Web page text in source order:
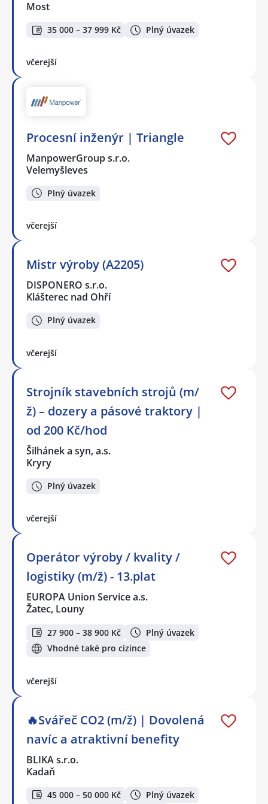
Most
35 000 – 37 999 Kč Plný úvazek
včerejší
Procesní inženýr | Triangle
ManpowerGroup s.r.o.
Velemyšleves
Plný úvazek
včerejší
Mistr výroby (A2205)
DISPONERO s.r.o.
Klášterec nad Ohří
Plný úvazek
včerejší
Strojník stavebních strojů (m/
ž) – dozery a pásové traktory |
od 200 Kč/hod
Šilhánek a syn, a.s.
Kryry
Plný úvazek
včerejší
Operátor výroby / kvality /
logistiky (m/ž) - 13.plat
EUROPA Union Service a.s.
Žatec, Louny
27 900 – 38 900 Kč
Plný úvazek
Vhodné také pro cizince
včerejší
🔥Svářeč CO2 (m/ž) | Dovolená
navíc a atraktivní benefity
BLIKA s.r.o.
Kadaň
45 000 – 50 000 Kč
Plný úvazek